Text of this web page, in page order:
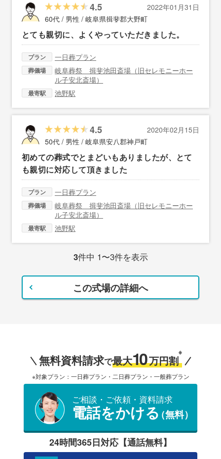
4.5
2022年01月31日
60代 / 男性 / 岐阜県揖斐郡大野町
とても親切に、よくやっていただきました。
プラン 一日葬プラン
葬儀場
岐阜葬祭 揖斐池田斎場（旧セレモニーホー
ル子安北斎場）
最寄駅 池野駅
4.5
2020年02月15日
50代 / 男性 / 岐阜県安八郡神戸町
初めての葬式でとまどいもありましたが、とて
も親切に対応して頂きました
プラン 一日葬プラン
葬儀場
岐阜葬祭 揖斐池田斎場（旧セレモニーホー
ル子安北斎場）
最寄駅 池野駅
3件中 1〜3件を表示
この式場の詳細へ
無料資料請求で最大10万円割
※
※対象プラン：一日葬プラン・二日葬プラン・一般葬プラン
ご相談・ご依頼・資料請求
電話をかける（無料）
24時間365日対応【通話無料】